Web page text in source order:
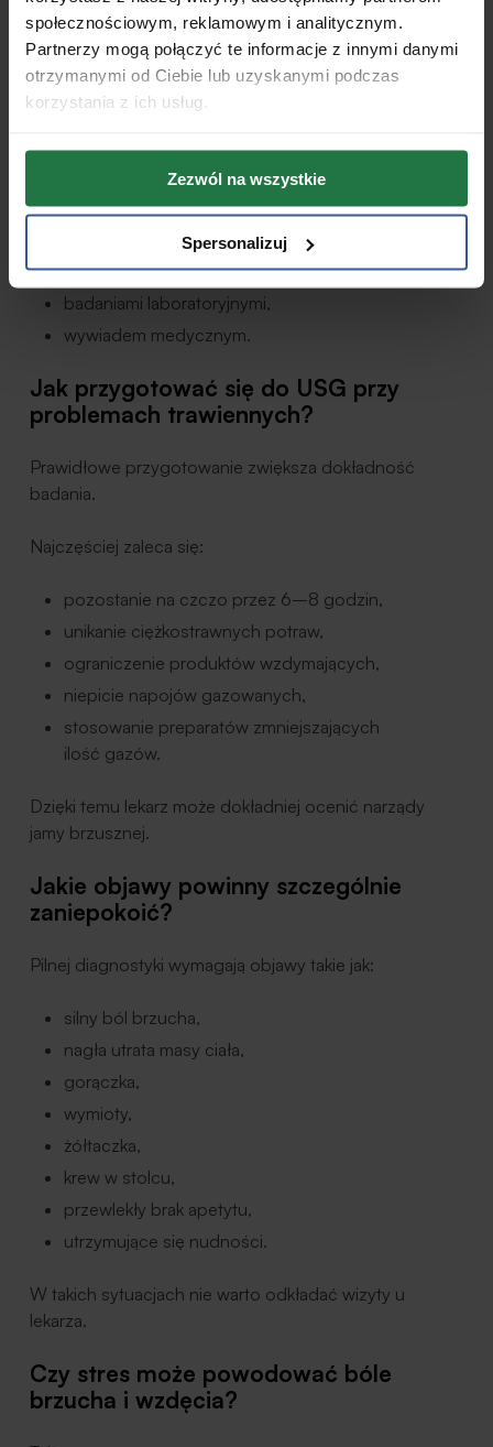
społecznościowym, reklamowym i analitycznym.
Partnerzy mogą połączyć te informacje z innymi danymi
otrzymanymi od Ciebie lub uzyskanymi podczas
korzystania z ich usług.
Zezwól na wszystkie
Spersonalizuj
mogą być niewidoczne,
rozwijają się bardzo wcześnie,
dotyczą błony śluzowej przewodu
Dlatego lekarz interpretuje wynik razem z:
objawami,
badaniami laboratoryjnymi,
wywiadem medycznym.
Jak przygotować się do USG przy
problemach trawiennych?
Prawidłowe przygotowanie zwiększa dokładność
badania.
Najczęściej zaleca się:
pozostanie na czczo przez 6–8 godzin,
unikanie ciężkostrawnych potraw,
ograniczenie produktów wzdymających,
niepicie napojów gazowanych,
stosowanie preparatów zmniejszających
ilość gazów.
Dzięki temu lekarz może dokładniej ocenić narządy
jamy brzusznej.
Jakie objawy powinny szczególnie
zaniepokoić?
Pilnej diagnostyki wymagają objawy takie jak:
silny ból brzucha,
nagła utrata masy ciała,
gorączka,
wymioty,
żółtaczka,
krew w stolcu,
przewlekły brak apetytu,
utrzymujące się nudności.
W takich sytuacjach nie warto odkładać wizyty u
lekarza.
Czy stres może powodować bóle
brzucha i wzdęcia?